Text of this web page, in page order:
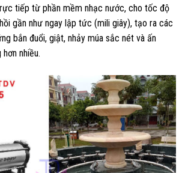
tiếp từ phần mềm nhạc nước, cho tốc độ
gần như ngay lập tức (mili giây), tạo ra các
bắn đuổi, giật, nhảy múa sắc nét và ấn
nhiều.